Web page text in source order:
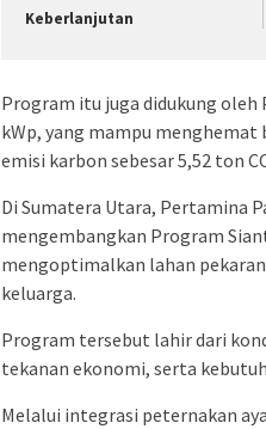
Keberlanjutan
Program itu juga didukung oleh
kWp, yang mampu
emisi karbon sebesar 5,52 ton
Di Sumatera Utara, Pertamina
mengembangkan Program
mengoptimalkan lahan
keluarga.
Program tersebut lahir dari
tekanan ekonomi, serta
Melalui integrasi peternakan